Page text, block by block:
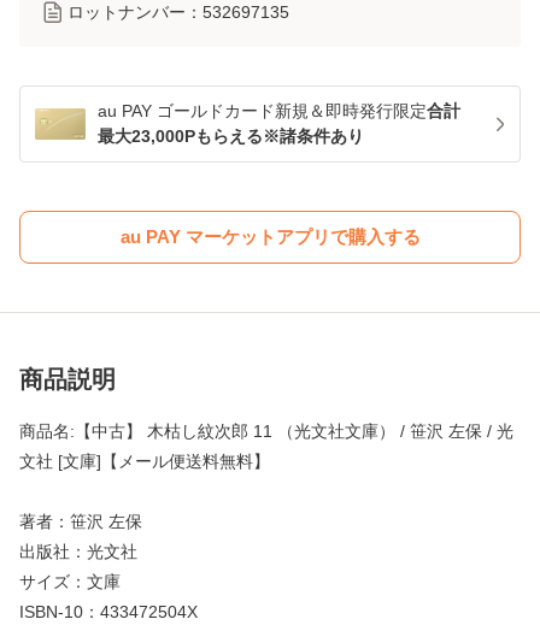
ロットナンバー： 532697135
au PAY ゴールドカード新規＆即時発行限定合計
最大23,000Pもらえる※諸条件あり
au PAY マーケットアプリで購入する
商品説明
商品名:【中古】 木枯し紋次郎 11 （光文社文庫） / 笹沢 左保 / 光
文社 [文庫]【メール便送料無料】
著者：笹沢 左保
出版社：光文社
サイズ：文庫
ISBN-10：433472504X